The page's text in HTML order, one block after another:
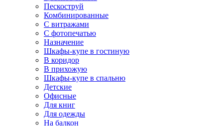
Пескоструй
Комбинированные
С витражами
С фотопечатью
Назначение
Шкафы-купе в гостиную
В коридор
В прихожую
Шкафы-купе в спальню
Детские
Офисные
Для книг
Для одежды
На балкон